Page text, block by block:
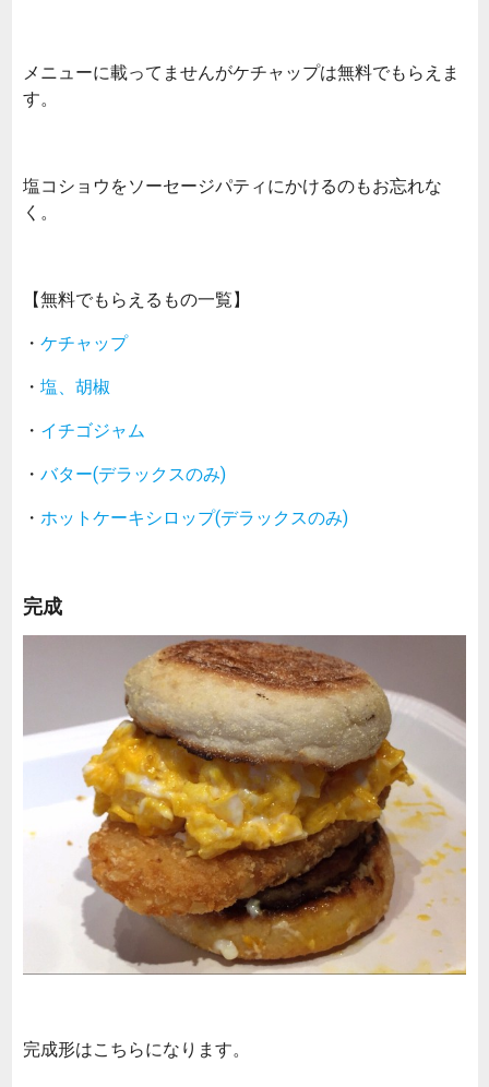
メニューに載ってませんがケチャップは無料でもらえま
す。
塩コショウをソーセージパティにかけるのもお忘れな
く。
【無料でもらえるもの一覧】
・ ケチャップ
・ 塩、胡椒
・ イチゴジャム
・ バター(デラックスのみ)
・ ホットケーキシロップ(デラックスのみ)
完成
完成形はこちらになります。